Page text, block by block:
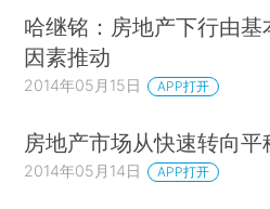
哈继铭：房地产下行由基
因素推动
2014年05月15日 APP打开
房地产市场从快速转向平
2014年05月14日 APP打开